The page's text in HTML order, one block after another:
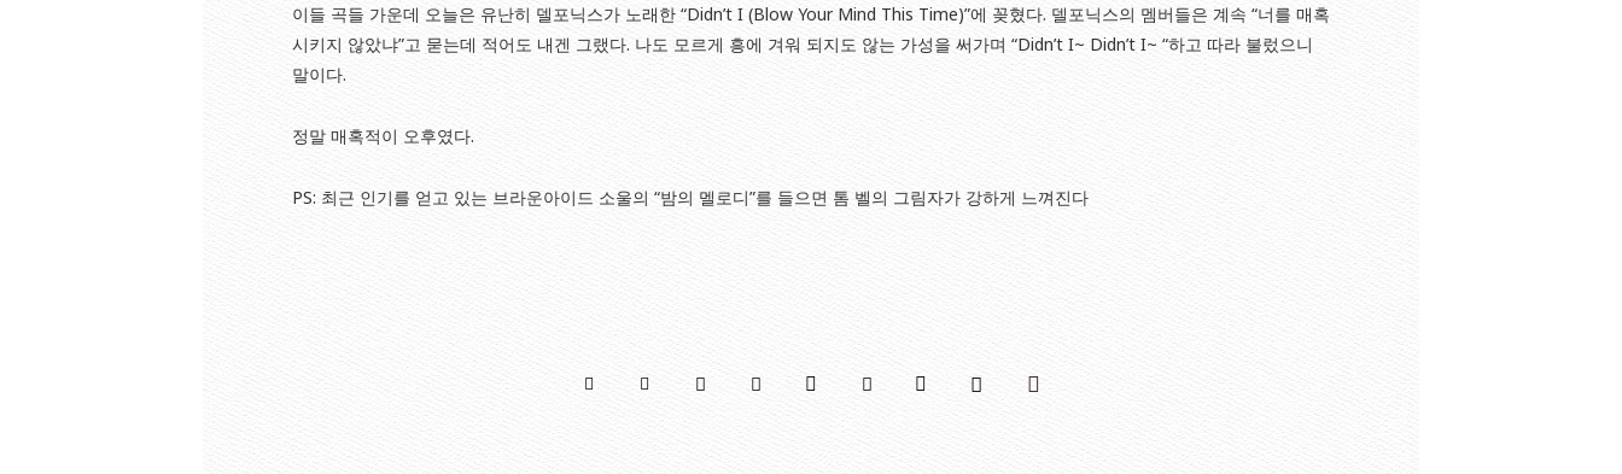
이들 곡들 가운데 오늘은 유난히 델포닉스가 노래한 “Didn’t I (Blow Your Mind This Time)”에 꽂혔다. 델포닉스의 멤버들은 계속 “너를 매혹
시키지 않았냐”고 묻는데 적어도 내겐 그랬다. 나도 모르게 흥에 겨워 되지도 않는 가성을 써가며 “Didn’t I~ Didn’t I~ “하고 따라 불렀으니
말이다.
정말 매혹적이 오후였다.
PS: 최근 인기를 얻고 있는 브라운아이드 소울의 “밤의 멜로디”를 들으면 톰 벨의 그림자가 강하게 느껴진다